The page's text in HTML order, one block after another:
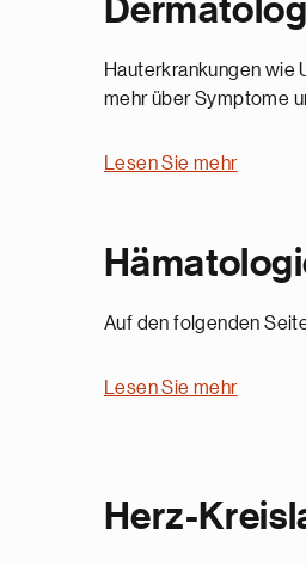
Hauterkrankungen wie
mehr über Symptome
Lesen Sie mehr
Auf den folgenden
Lesen Sie mehr
Herz-